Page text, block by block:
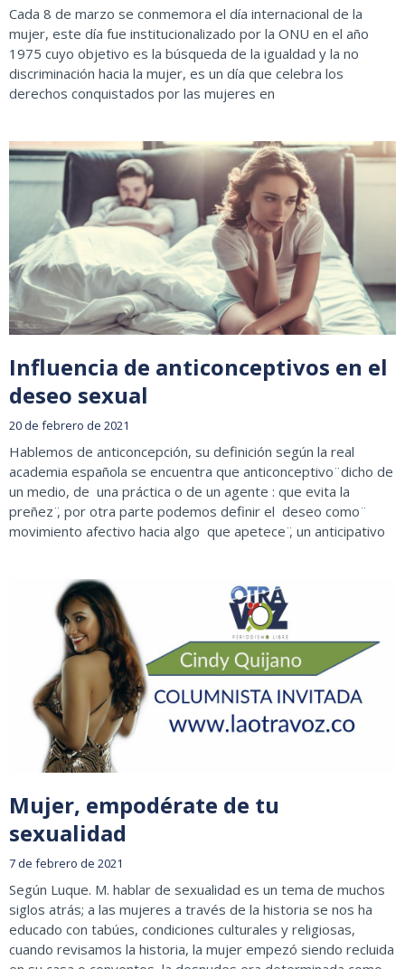
Cada 8 de marzo se conmemora el día internacional de la
mujer, este día fue institucionalizado por la ONU en el año
1975 cuyo objetivo es la búsqueda de la igualdad y la no
discriminación hacia la mujer, es un día que celebra los
derechos conquistados por las mujeres en
Influencia de anticonceptivos en el
deseo sexual
20 de febrero de 2021
Hablemos de anticoncepción, su definición según la real
academia española se encuentra que anticonceptivo ̈ dicho de
un medio, de una práctica o de un agente : que evita la
preñez ̈, por otra parte podemos definir el deseo como ̈
movimiento afectivo hacia algo que apetece ̈, un anticipativo
Mujer, empodérate de tu
sexualidad
7 de febrero de 2021
Según Luque. M. hablar de sexualidad es un tema de muchos
siglos atrás; a las mujeres a través de la historia se nos ha
educado con tabúes, condiciones culturales y religiosas,
cuando revisamos la historia, la mujer empezó siendo recluida